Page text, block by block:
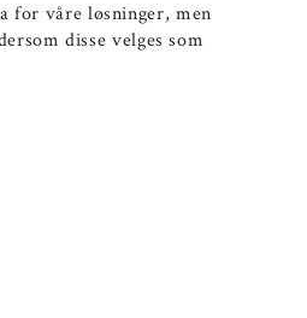
for våre løsninger, men
disse velges som